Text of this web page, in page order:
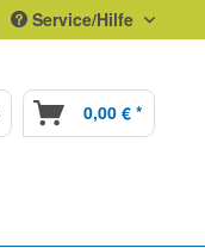
Service/Hilfe
0,00 € *